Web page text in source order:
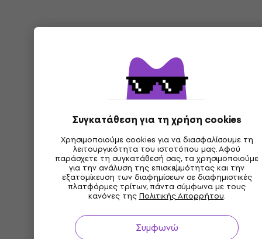
Συγκατάθεση για τη χρήση cookies
Χρησιμοποιούμε cookies για να διασφαλίσουμε τη
λειτουργικότητα του ιστοτόπου μας. Αφού
παράσχετε τη συγκατάθεσή σας, τα χρησιμοποιούμε
για την ανάλυση της επισκεψιμότητας και την
εξατομίκευση των διαφημίσεων σε διαφημιστικές
πλατφόρμες τρίτων, πάντα σύμφωνα με τους
κανόνες τηςΠολιτικής Απορρήτου.
Συμφωνώ